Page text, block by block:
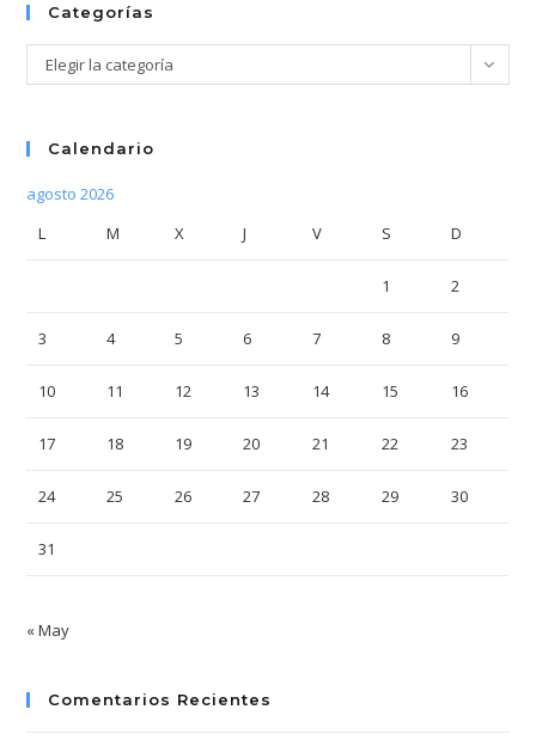
Categorías
Categorías
Elegir la categoría
Calendario
agosto 2026
L
M X J V S D
1 2
3 4 5 6 7 8 9
10 11 12 13 14 15 16
17 18 19 20 21 22 23
24 25 26 27 28 29 30
31
« May
Comentarios Recientes